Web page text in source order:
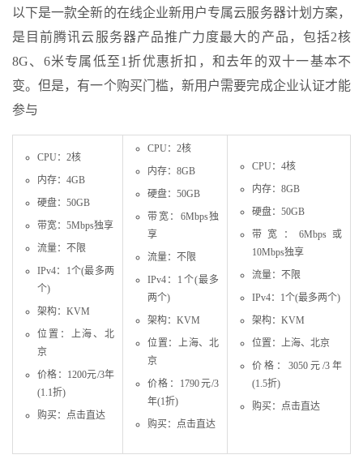
以下是一款全新的在线企业新用户专属云服务器计划方案，
是目前腾讯云服务器产品推广力度最大的产品，包括2核
8G、6米专属低至1折优惠折扣，和去年的双十一基本不
变。但是，有一个购买门槛，新用户需要完成企业认证才能
参与
CPU：2核
内存：4GB
硬盘：50GB
带宽：5Mbps独享
流量：不限
IPv4：1个(最多两
个)
架构：KVM
位置：上海、北
京
价格：1200元/3年
(1.1折)
购买：点击直达
CPU：2核
内存：8GB
硬盘：50GB
带宽：6Mbps独
享
流量：不限
IPv4：1个(最多
两个)
架构：KVM
位置：上海、北
京
价格：1790元/3
年(1折)
购买：点击直达
CPU：4核
内存：8GB
硬盘：50GB
带宽：6Mbps或
10Mbps独享
流量：不限
IPv4：1个(最多两个)
架构：KVM
位置：上海、北京
价格：3050元/3年
(1.5折)
购买：点击直达